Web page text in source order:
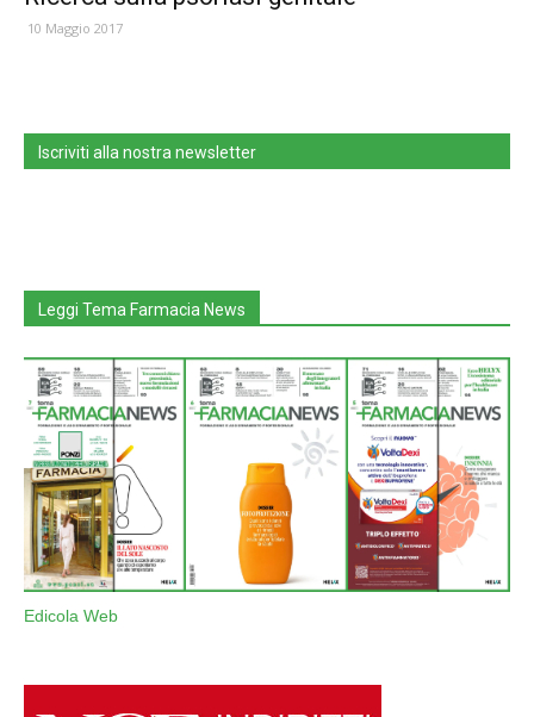
10 Maggio 2017
Iscriviti alla nostra newsletter
Leggi Tema Farmacia News
Edicola Web